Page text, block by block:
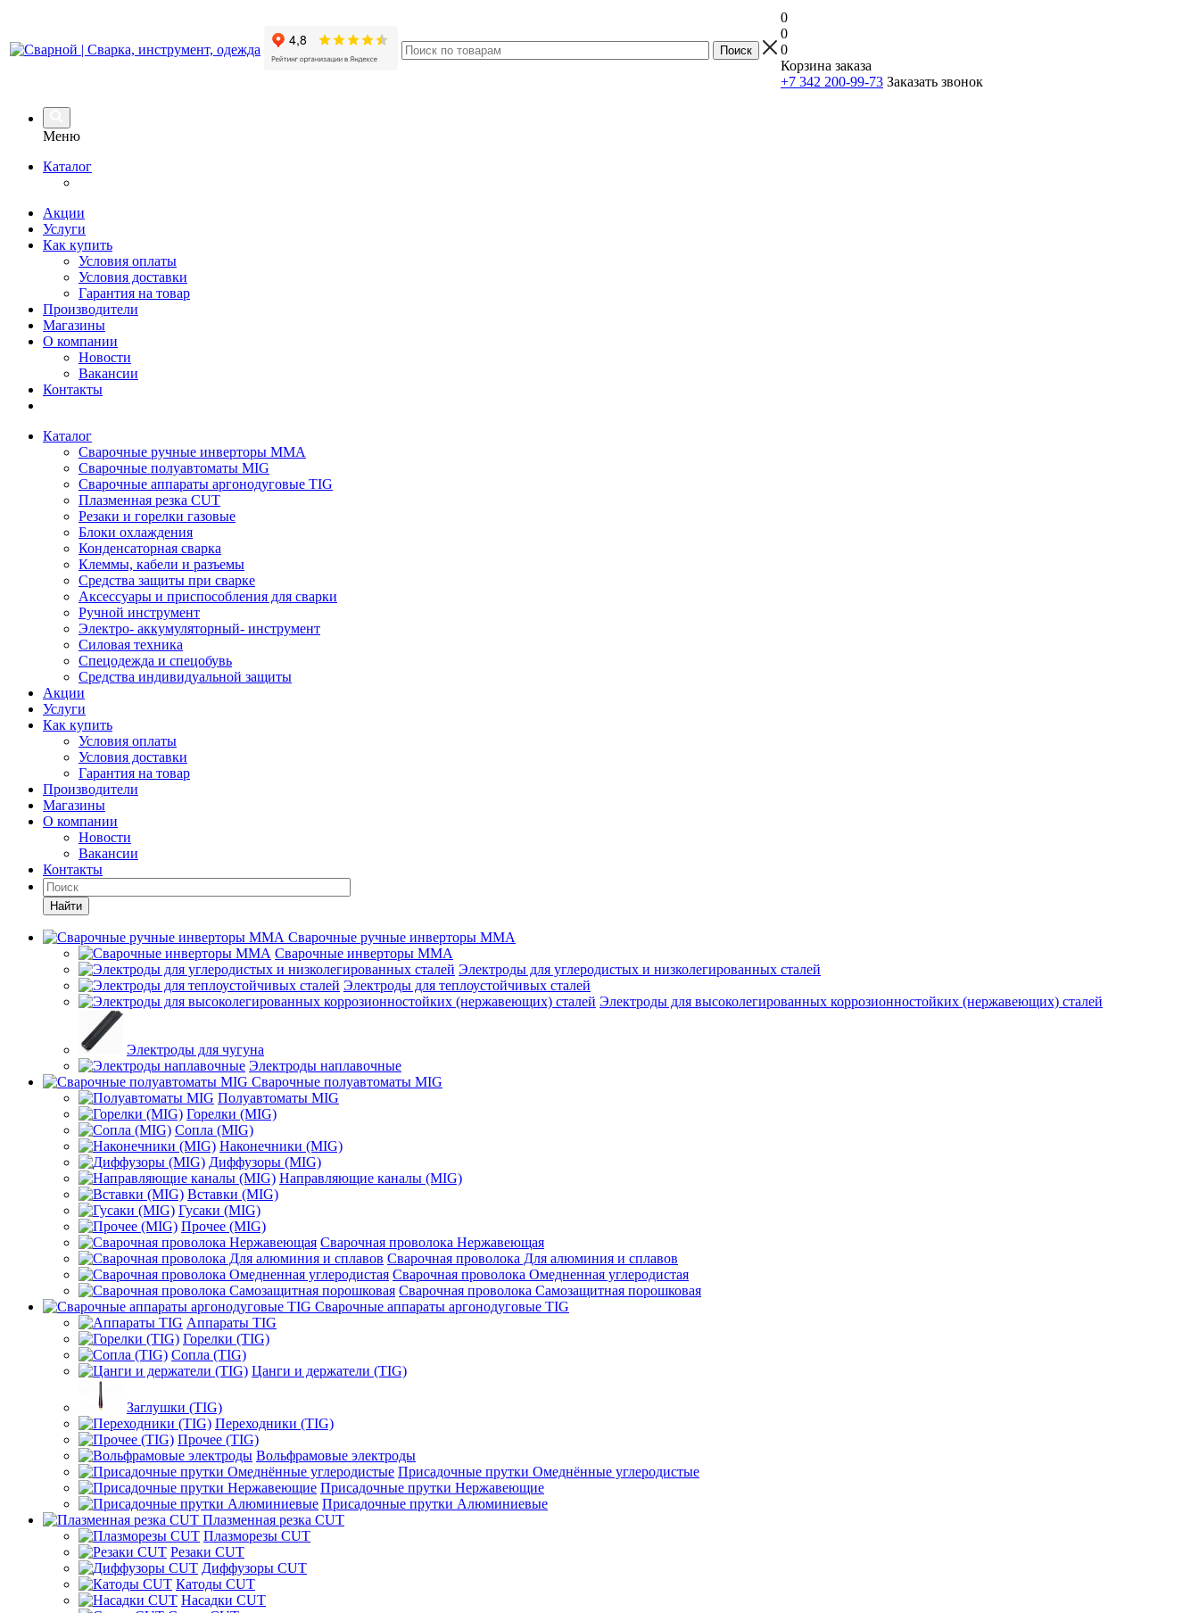
0
0
0
Корзина заказа
+7 342 200-99-73 Заказать звонок
Меню
Каталог
Акции
Услуги
Как купить
Условия оплаты
Условия доставки
Гарантия на товар
Производители
Магазины
О компании
Новости
Вакансии
Контакты
Каталог
Сварочные ручные инверторы MMA
Сварочные полуавтоматы MIG
Сварочные аппараты аргонодуговые TIG
Плазменная резка CUT
Резаки и горелки газовые
Блоки охлаждения
Конденсаторная сварка
Клеммы, кабели и разъемы
Средства защиты при сварке
Аксессуары и приспособления для сварки
Ручной инструмент
Электро- аккумуляторный- инструмент
Силовая техника
Спецодежда и спецобувь
Средства индивидуальной защиты
Акции
Услуги
Как купить
Условия оплаты
Условия доставки
Гарантия на товар
Производители
Магазины
О компании
Новости
Вакансии
Контакты
Найти
Сварочные ручные инверторы MMA
Сварочные инверторы MMA
Электроды для углеродистых и низколегированных сталей
Электроды для теплоустойчивых сталей
Электроды для высоколегированных коррозионностойких (нержавеющих) сталей
Электроды для чугуна
Электроды наплавочные
Сварочные полуавтоматы MIG
Полуавтоматы MIG
Горелки (MIG)
Сопла (MIG)
Наконечники (MIG)
Диффузоры (MIG)
Направляющие каналы (MIG)
Вставки (MIG)
Гусаки (MIG)
Прочее (MIG)
Сварочная проволока Нержавеющая
Сварочная проволока Для алюминия и сплавов
Сварочная проволока Омедненная углеродистая
Сварочная проволока Самозащитная порошковая
Сварочные аппараты аргонодуговые TIG
Аппараты TIG
Горелки (TIG)
Сопла (TIG)
Цанги и держатели (TIG)
Заглушки (TIG)
Переходники (TIG)
Прочее (TIG)
Вольфрамовые электроды
Присадочные прутки Омеднённые углеродистые
Присадочные прутки Нержавеющие
Присадочные прутки Алюминиевые
Плазменная резка CUT
Плазморезы CUT
Резаки CUT
Диффузоры CUT
Катоды CUT
Насадки CUT